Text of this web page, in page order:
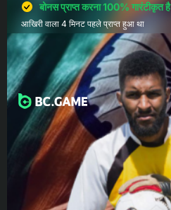
बोनस प्राप्त करना 100% गारंटीकृत है
आखिरी वाला 4 मिनट पहले प्राप्त हुआ था